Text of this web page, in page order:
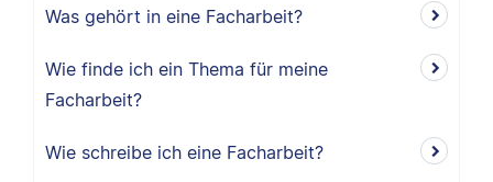
Was gehört in eine Facharbeit?
Wie finde ich ein Thema für meine
Facharbeit?
Wie schreibe ich eine Facharbeit?